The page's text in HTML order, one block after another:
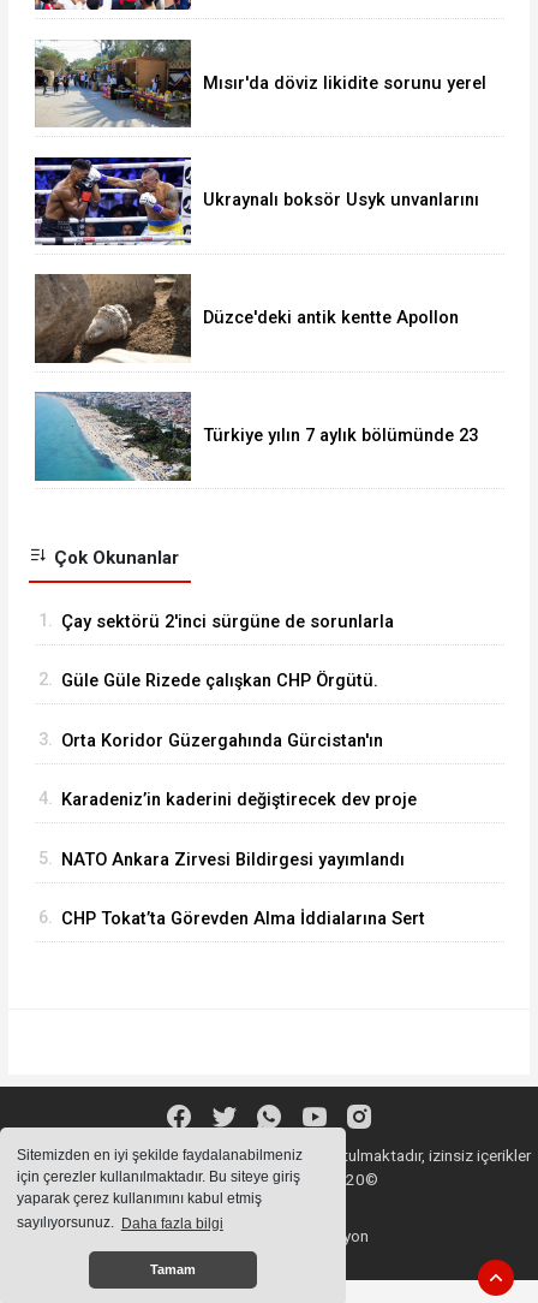
Sitemizden en iyi şekilde faydalanabilmeniz
için çerezler kullanılmaktadır. Bu siteye giriş
yaparak çerez kullanımını kabul etmiş
sayılıyorsunuz. Daha fazla bilgi
Tamam
Mısır'da döviz likidite sorunu yerel
Ukraynalı boksör Usyk unvanlarını
Düzce'deki antik kentte Apollon
Türkiye yılın 7 aylık bölümünde 23
Çok Okunanlar
1. Çay sektörü 2'inci sürgüne de sorunlarla
2. Güle Güle Rizede çalışkan CHP Örgütü.
3. Orta Koridor Güzergahında Gürcistan'ın
4. Karadeniz’in kaderini değiştirecek dev proje
Limanı ne iş yapacak ?
5. NATO Ankara Zirvesi Bildirgesi yayımlandı
6. CHP Tokat’ta Görevden Alma İddialarına Sert
Sitemizde bulunan içeriklerin tüm hakları saklı tutulmaktadır, izinsiz içerikler
kullanılamaz. Copyright 2020©
Haber Yazılımı:
Web Aksiyon
haber yazılımı
haber scripti haber script